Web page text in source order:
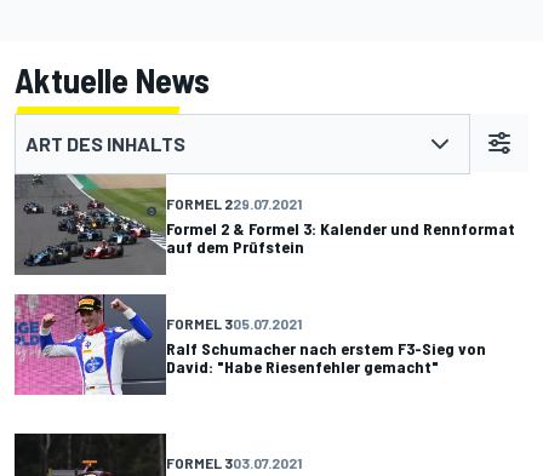
Aktuelle News
ART DES INHALTS
FORMEL 229.07.2021
Formel 2 & Formel 3: Kalender und Rennformat
auf dem Prüfstein
FORMEL 305.07.2021
Ralf Schumacher nach erstem F3-Sieg von
David: "Habe Riesenfehler gemacht"
FORMEL 303.07.2021